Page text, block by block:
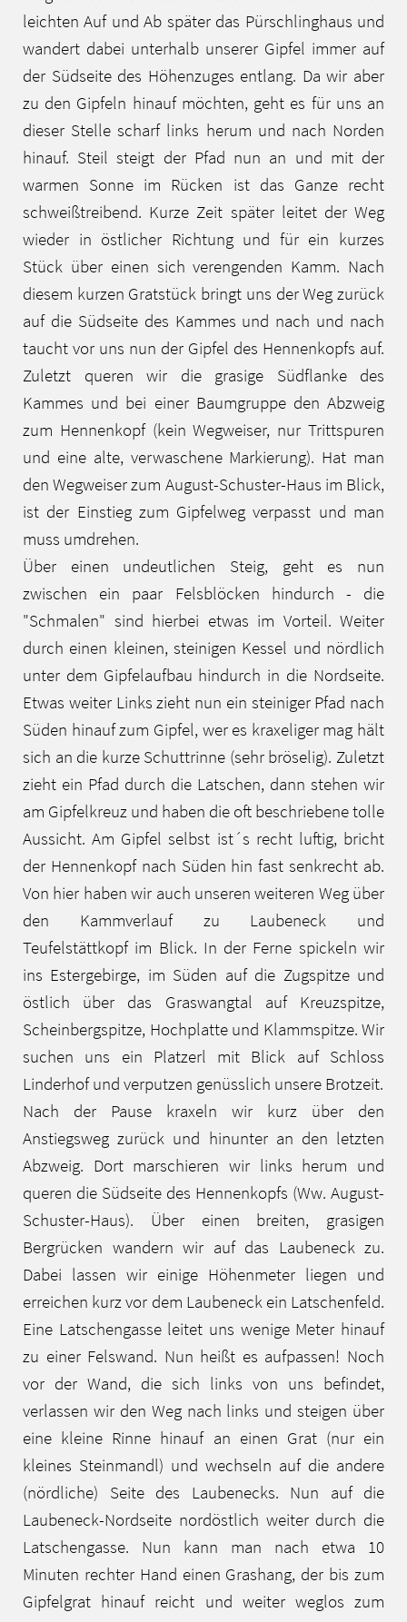
leichten Auf und Ab später das Pürschlinghaus und
wandert dabei unterhalb unserer Gipfel immer auf
der Südseite des Höhenzuges entlang. Da wir aber
zu den Gipfeln hinauf möchten, geht es für uns an
dieser Stelle scharf links herum und nach Norden
hinauf. Steil steigt der Pfad nun an und mit der
warmen Sonne im Rücken ist das Ganze recht
schweißtreibend. Kurze Zeit später leitet der Weg
wieder in östlicher Richtung und für ein kurzes
Stück über einen sich verengenden Kamm. Nach
diesem kurzen Gratstück bringt uns der Weg zurück
auf die Südseite des Kammes und nach und nach
taucht vor uns nun der Gipfel des Hennenkopfs auf.
Zuletzt queren wir die grasige Südflanke des
Kammes und bei einer Baumgruppe den Abzweig
zum Hennenkopf (kein Wegweiser, nur Trittspuren
und eine alte, verwaschene Markierung). Hat man
den Wegweiser zum August-Schuster-Haus im Blick,
ist der Einstieg zum Gipfelweg verpasst und man
muss umdrehen.
Über einen undeutlichen Steig, geht es nun
zwischen ein paar Felsblöcken hindurch - die
"Schmalen" sind hierbei etwas im Vorteil. Weiter
durch einen kleinen, steinigen Kessel und nördlich
unter dem Gipfelaufbau hindurch in die Nordseite.
Etwas weiter Links zieht nun ein steiniger Pfad nach
Süden hinauf zum Gipfel, wer es kraxeliger mag hält
sich an die kurze Schuttrinne (sehr bröselig). Zuletzt
zieht ein Pfad durch die Latschen, dann stehen wir
am Gipfelkreuz und haben die oft beschriebene tolle
Aussicht. Am Gipfel selbst ist´s recht luftig, bricht
der Hennenkopf nach Süden hin fast senkrecht ab.
Von hier haben wir auch unseren weiteren Weg über
den Kammverlauf zu Laubeneck und
Teufelstättkopf im Blick. In der Ferne spickeln wir
ins Estergebirge, im Süden auf die Zugspitze und
östlich über das Graswangtal auf Kreuzspitze,
Scheinbergspitze, Hochplatte und Klammspitze. Wir
suchen uns ein Platzerl mit Blick auf Schloss
Linderhof und verputzen genüsslich unsere Brotzeit.
Nach der Pause kraxeln wir kurz über den
Anstiegsweg zurück und hinunter an den letzten
Abzweig. Dort marschieren wir links herum und
queren die Südseite des Hennenkopfs (Ww. August-
Schuster-Haus). Über einen breiten, grasigen
Bergrücken wandern wir auf das Laubeneck zu.
Dabei lassen wir einige Höhenmeter liegen und
erreichen kurz vor dem Laubeneck ein Latschenfeld.
Eine Latschengasse leitet uns wenige Meter hinauf
zu einer Felswand. Nun heißt es aufpassen! Noch
vor der Wand, die sich links von uns befindet,
verlassen wir den Weg nach links und steigen über
eine kleine Rinne hinauf an einen Grat (nur ein
kleines Steinmandl) und wechseln auf die andere
(nördliche) Seite des Laubenecks. Nun auf die
Laubeneck-Nordseite nordöstlich weiter durch die
Latschengasse. Nun kann man nach etwa 10
Minuten rechter Hand einen Grashang, der bis zum
Gipfelgrat hinauf reicht und weiter weglos zum